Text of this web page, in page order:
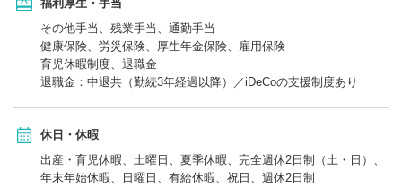
福利厚生・手当
その他手当、残業手当、通勤手当
健康保険、労災保険、厚生年金保険、雇用保険
育児休暇制度、退職金
退職金：中退共（勤続3年経過以降）／iDeCoの支援制度あり
休日・休暇
出産・育児休暇、土曜日、夏季休暇、完全週休2日制（土・日）、
年末年始休暇、日曜日、有給休暇、祝日、週休2日制